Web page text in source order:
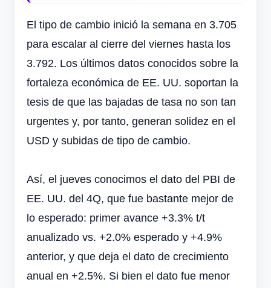
El tipo de cambio inició la semana en 3.705
para escalar al cierre del viernes hasta los
3.792. Los últimos datos conocidos sobre la
fortaleza económica de EE. UU. soportan la
tesis de que las bajadas de tasa no son tan
urgentes y, por tanto, generan solidez en el
USD y subidas de tipo de cambio.
Así, el jueves conocimos el dato del PBI de
EE. UU. del 4Q, que fue bastante mejor de
lo esperado: primer avance +3.3% t/t
anualizado vs. +2.0% esperado y +4.9%
anterior, y que deja el dato de crecimiento
anual en +2.5%. Si bien el dato fue menor